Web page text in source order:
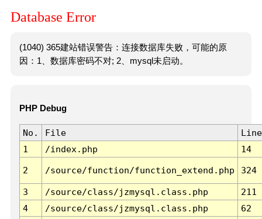
Database Error
(1040) 365建站错误警告：连接数据库失败，可能的原
因：1、数据库密码不对; 2、mysql未启动。
PHP Debug
No. File
Line
1
/index.php 14
2 /source/function/function_extend.php 324
3 /source/class/jzmysql.class.php
211
4
/source/class/jzmysql.class.php
62